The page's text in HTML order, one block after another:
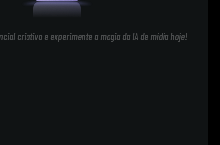
criativo e experimente a magia da IA de mídia hoje!